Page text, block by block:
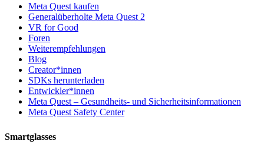
Meta Quest kaufen
Generalüberholte Meta Quest 2
VR for Good
Foren
Weiterempfehlungen
Blog
Creator*innen
SDKs herunterladen
Entwickler*innen
Meta Quest – Gesundheits- und Sicherheitsinformationen
Meta Quest Safety Center
Smartglasses